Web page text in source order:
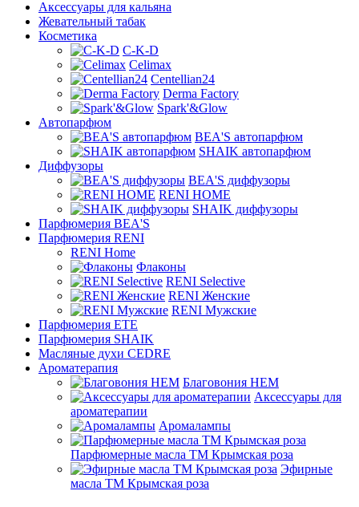
Аксессуары для кальяна
Жевательный табак
Косметика
C-K-D
Celimax
Centellian24
Derma Factory
Spark'&Glow
Автопарфюм
BEA'S автопарфюм
SHAIK автопарфюм
Диффузоры
BEA'S диффузоры
RENI HOME
SHAIK диффузоры
Парфюмерия BEA'S
Парфюмерия RENI
RENI Home
Флаконы
RENI Selective
RENI Женские
RENI Мужские
Парфюмерия ETE
Парфюмерия SHAIK
Масляные духи CEDRE
Ароматерапия
Благовония HEM
Аксессуары для
ароматерапии
Аромалампы
Парфюмерные масла ТМ Крымская роза
Эфирные
масла ТМ Крымская роза